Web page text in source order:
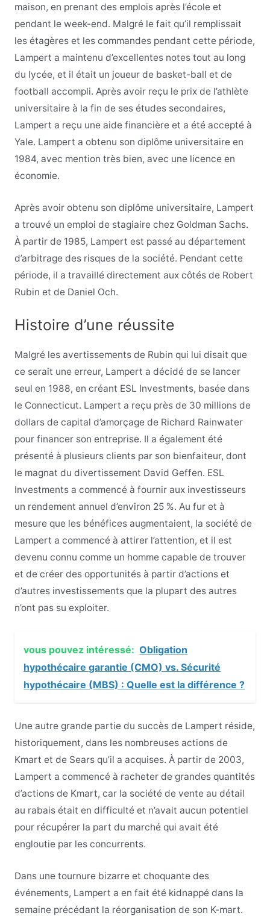
maison, en prenant des emplois après l’école et
pendant le week-end. Malgré le fait qu’il remplissait
les étagères et les commandes pendant cette période,
Lampert a maintenu d’excellentes notes tout au long
du lycée, et il était un joueur de basket-ball et de
football accompli. Après avoir reçu le prix de l’athlète
universitaire à la fin de ses études secondaires,
Lampert a reçu une aide financière et a été accepté à
Yale. Lampert a obtenu son diplôme universitaire en
1984, avec mention très bien, avec une licence en
économie.
Après avoir obtenu son diplôme universitaire, Lampert
a trouvé un emploi de stagiaire chez Goldman Sachs.
À partir de 1985, Lampert est passé au département
d’arbitrage des risques de la société. Pendant cette
période, il a travaillé directement aux côtés de Robert
Rubin et de Daniel Och.
Histoire d’une réussite
Malgré les avertissements de Rubin qui lui disait que
ce serait une erreur, Lampert a décidé de se lancer
seul en 1988, en créant ESL Investments, basée dans
le Connecticut. Lampert a reçu près de 30 millions de
dollars de capital d’amorçage de Richard Rainwater
pour financer son entreprise. Il a également été
présenté à plusieurs clients par son bienfaiteur, dont
le magnat du divertissement David Geffen. ESL
Investments a commencé à fournir aux investisseurs
un rendement annuel d’environ 25 %. Au fur et à
mesure que les bénéfices augmentaient, la société de
Lampert a commencé à attirer l’attention, et il est
devenu connu comme un homme capable de trouver
et de créer des opportunités à partir d’actions et
d’autres investissements que la plupart des autres
n’ont pas su exploiter.
vous pouvez intéressé: Obligation
hypothécaire garantie (CMO) vs. Sécurité
hypothécaire (MBS) : Quelle est la différence ?
Une autre grande partie du succès de Lampert réside,
historiquement, dans les nombreuses actions de
Kmart et de Sears qu’il a acquises. À partir de 2003,
Lampert a commencé à racheter de grandes quantités
d’actions de Kmart, car la société de vente au détail
au rabais était en difficulté et n’avait aucun potentiel
pour récupérer la part du marché qui avait été
engloutie par les concurrents.
Dans une tournure bizarre et choquante des
événements, Lampert a en fait été kidnappé dans la
semaine précédant la réorganisation de son K-mart.